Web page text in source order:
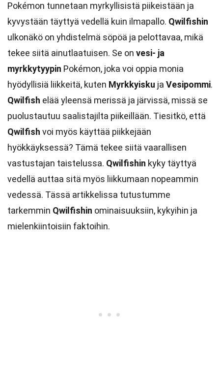
Pokémon tunnetaan myrkyllisistä piikeistään ja
kyvystään täyttyä vedellä kuin ilmapallo. Qwilfishin
ulkonäkö on yhdistelmä söpöä ja pelottavaa, mikä
tekee siitä ainutlaatuisen. Se on vesi- ja
myrkkytyypin Pokémon, joka voi oppia monia
hyödyllisiä liikkeitä, kuten Myrkkyisku ja Vesipommi.
Qwilfish elää yleensä merissä ja järvissä, missä se
puolustautuu saalistajilta piikeillään. Tiesitkö, että
Qwilfish voi myös käyttää piikkejään
hyökkäyksessä? Tämä tekee siitä vaarallisen
vastustajan taistelussa. Qwilfishin kyky täyttyä
vedellä auttaa sitä myös liikkumaan nopeammin
vedessä. Tässä artikkelissa tutustumme
tarkemmin Qwilfishin ominaisuuksiin, kykyihin ja
mielenkiintoisiin faktoihin.